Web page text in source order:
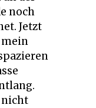
noch
Jetzt
mein
nicht